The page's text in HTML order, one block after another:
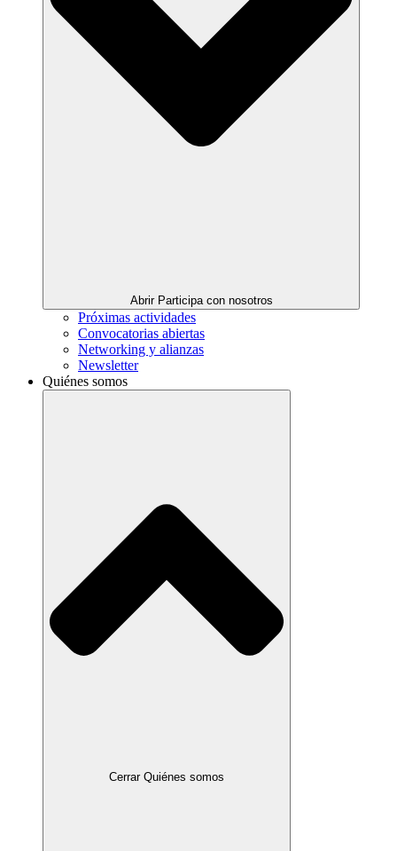
Abrir Participa con nosotros
Próximas actividades
Convocatorias abiertas
Networking y alianzas
Newsletter
Quiénes somos
Cerrar Quiénes somos